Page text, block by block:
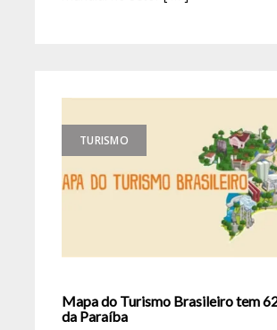
TURISMO
Mapa do Turismo Brasileiro tem
da Paraíba